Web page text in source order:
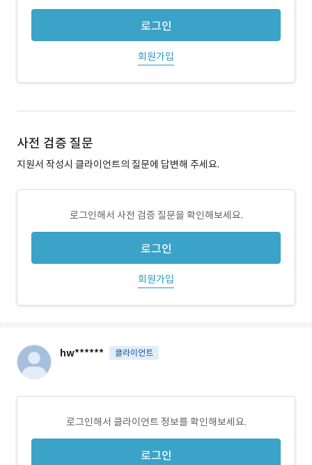
로그인
회원가입
사전 검증 질문
지원서 작성시 클라이언트의 질문에 답변해 주세요.
로그인해서 사전 검증 질문을 확인해보세요.
로그인
회원가입
hw****** 클라이언트
로그인해서 클라이언트 정보를 확인해보세요.
로그인